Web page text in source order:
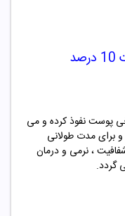
کرم مرطوب کننده اگزولیفت 10 درصد
پوست نفوذ کرده و می
و برای مدت طولانی
، نرمی و درمان
گردد.